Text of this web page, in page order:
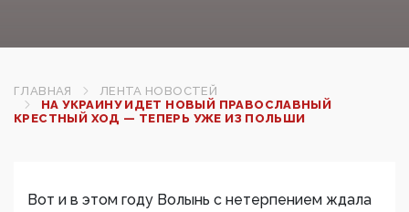
ГЛАВНАЯ
ЛЕНТА НОВОСТЕЙ
НА УКРАИНУ ИДЕТ НОВЫЙ ПРАВОСЛАВНЫЙ
КРЕСТНЫЙ ХОД — ТЕПЕРЬ УЖЕ ИЗ ПОЛЬШИ
Вот и в этом году Волынь с нетерпением ждала